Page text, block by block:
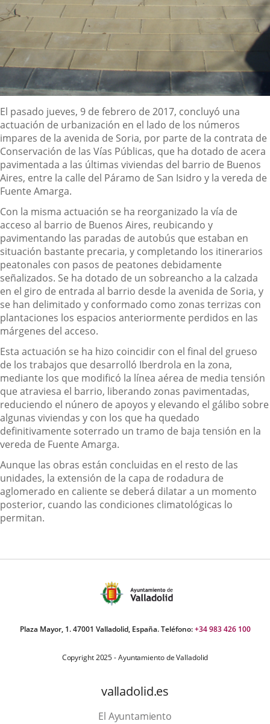
Descripción
El pasado jueves, 9 de febrero de 2017, concluyó una
actuación de urbanización en el lado de los números
impares de la avenida de Soria, por parte de la contrata de
Conservación de las Vías Públicas, que ha dotado de acera
pavimentada a las últimas viviendas del barrio de Buenos
Aires, entre la calle del Páramo de San Isidro y la vereda de
Fuente Amarga.
Con la misma actuación se ha reorganizado la vía de
acceso al barrio de Buenos Aires, reubicando y
pavimentando las paradas de autobús que estaban en
situación bastante precaria, y completando los itinerarios
peatonales con pasos de peatones debidamente
señalizados. Se ha dotado de un sobreancho a la calzada
en el giro de entrada al barrio desde la avenida de Soria, y
se han delimitado y conformado como zonas terrizas con
plantaciones los espacios anteriormente perdidos en las
márgenes del acceso.
Esta actuación se ha hizo coincidir con el final del grueso
de los trabajos que desarrolló Iberdrola en la zona,
mediante los que modificó la línea aérea de media tensión
que atraviesa el barrio, liberando zonas pavimentadas,
reduciendo el núnero de apoyos y elevando el gálibo sobre
algunas viviendas y con los que ha quedado
definitivamente soterrado un tramo de baja tensión en la
vereda de Fuente Amarga.
Aunque las obras están concluidas en el resto de las
unidades, la extensión de la capa de rodadura de
aglomerado en caliente se deberá dilatar a un momento
posterior, cuando las condiciones climatológicas lo
permitan.
Plaza Mayor, 1. 47001 Valladolid, España. Teléfono:+34 983 426 100
Copyright 2025 - Ayuntamiento de Valladolid
valladolid.es
El Ayuntamiento